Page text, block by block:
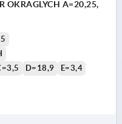
OKRAGLYCH A=20,25,
D=18,9
E=3,4